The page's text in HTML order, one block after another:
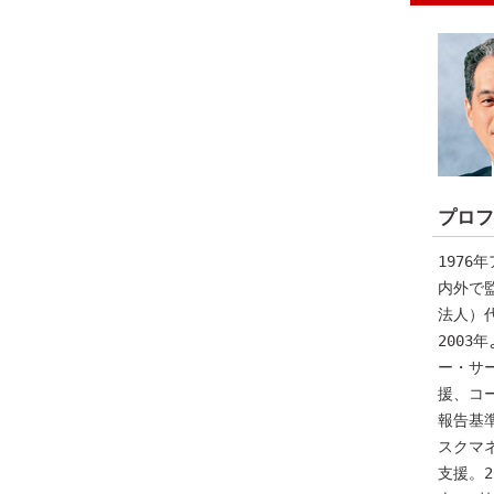
プロ
1976年
内外で
法人）
2003年
ー・サ
援、コ
報告基
スクマ
支援。